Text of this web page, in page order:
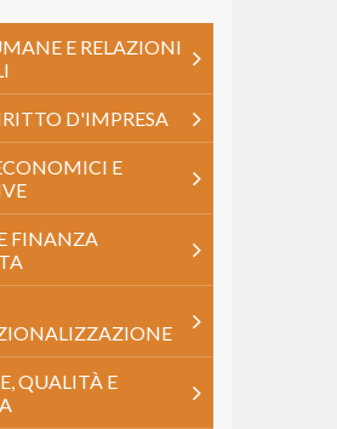
E RELAZIONI
D'IMPRESA
E
FINANZA
QUALITÀ E